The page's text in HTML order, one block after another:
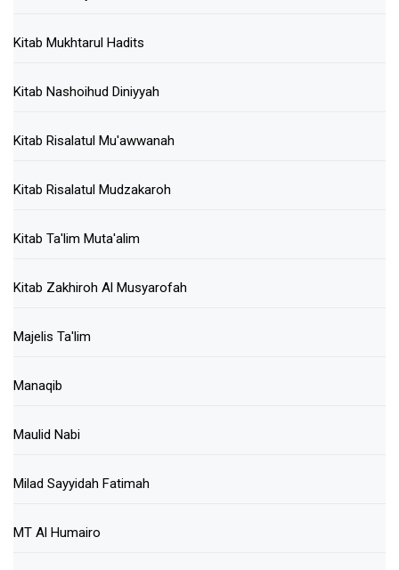
Kitab Mukhtarul Hadits
Kitab Nashoihud Diniyyah
Kitab Risalatul Mu'awwanah
Kitab Risalatul Mudzakaroh
Kitab Ta'lim Muta'alim
Kitab Zakhiroh Al Musyarofah
Majelis Ta'lim
Manaqib
Maulid Nabi
Milad Sayyidah Fatimah
MT Al Humairo